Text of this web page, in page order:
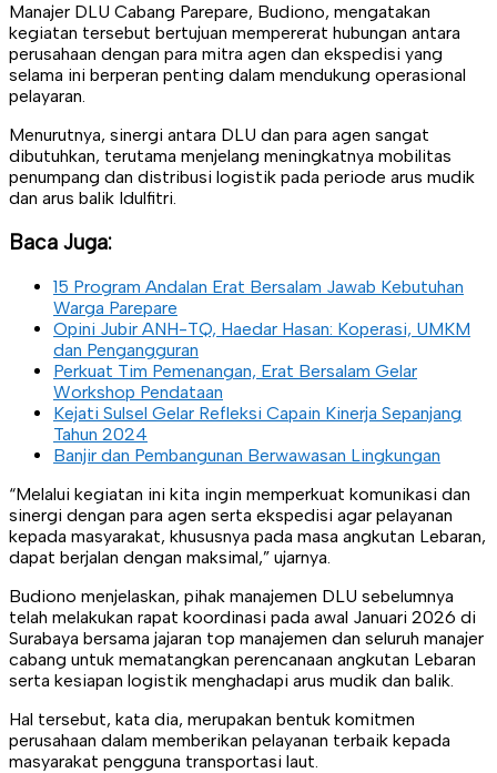
Manajer DLU Cabang Parepare, Budiono, mengatakan
kegiatan tersebut bertujuan mempererat hubungan antara
perusahaan dengan para mitra agen dan ekspedisi yang
selama ini berperan penting dalam mendukung operasional
pelayaran.
Menurutnya, sinergi antara DLU dan para agen sangat
dibutuhkan, terutama menjelang meningkatnya mobilitas
penumpang dan distribusi logistik pada periode arus mudik
dan arus balik Idulfitri.
Baca Juga:
15 Program Andalan Erat Bersalam Jawab Kebutuhan
Warga Parepare
Opini Jubir ANH-TQ, Haedar Hasan: Koperasi, UMKM
dan Pengangguran
Perkuat Tim Pemenangan, Erat Bersalam Gelar
Workshop Pendataan
Kejati Sulsel Gelar Refleksi Capain Kinerja Sepanjang
Tahun 2024
Banjir dan Pembangunan Berwawasan Lingkungan
“Melalui kegiatan ini kita ingin memperkuat komunikasi dan
sinergi dengan para agen serta ekspedisi agar pelayanan
kepada masyarakat, khususnya pada masa angkutan Lebaran,
dapat berjalan dengan maksimal,” ujarnya.
Budiono menjelaskan, pihak manajemen DLU sebelumnya
telah melakukan rapat koordinasi pada awal Januari 2026 di
Surabaya bersama jajaran top manajemen dan seluruh manajer
cabang untuk mematangkan perencanaan angkutan Lebaran
serta kesiapan logistik menghadapi arus mudik dan balik.
Hal tersebut, kata dia, merupakan bentuk komitmen
perusahaan dalam memberikan pelayanan terbaik kepada
masyarakat pengguna transportasi laut.